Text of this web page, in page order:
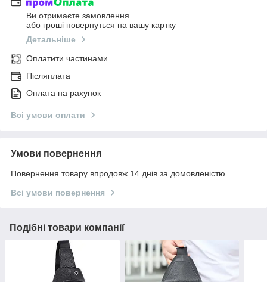
Ви отримаєте замовлення
або гроші повернуться на вашу картку
Детальніше
Оплатити частинами
Післяплата
Оплата на рахунок
Всі умови оплати
Умови повернення
Повернення товару впродовж 14 днів за домовленістю
Всі умови повернення
Подібні товари компанії